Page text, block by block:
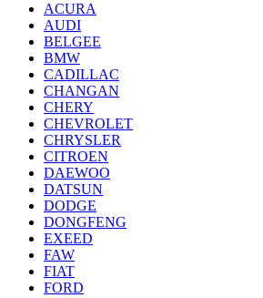
ACURA
AUDI
BELGEE
BMW
CADILLAC
CHANGAN
CHERY
CHEVROLET
CHRYSLER
CITROEN
DAEWOO
DATSUN
DODGE
DONGFENG
EXEED
FAW
FIAT
FORD